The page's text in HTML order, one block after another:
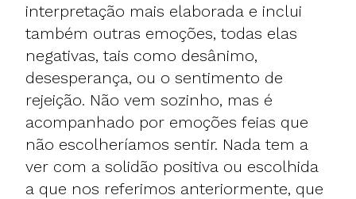
interpretação mais elaborada e inclui
também outras emoções, todas elas
negativas, tais como desânimo,
desesperança, ou o sentimento de
rejeição. Não vem sozinho, mas é
acompanhado por emoções feias que
não escolheríamos sentir. Nada tem a
ver com a solidão positiva ou escolhida
a que nos referimos anteriormente, que